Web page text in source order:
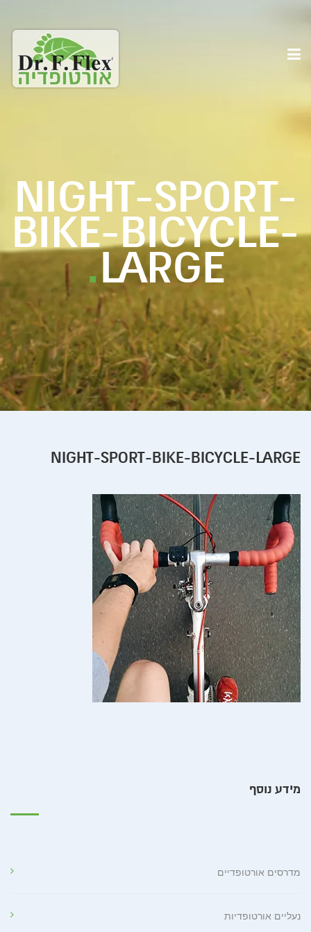
NIGHT-SPORT-
BIKE-BICYCLE-
LARGE
.
NIGHT-SPORT-BIKE-BICYCLE-LARGE
מידע נוסף
מדרסים אורטופדיים
נעליים אורטופדיות